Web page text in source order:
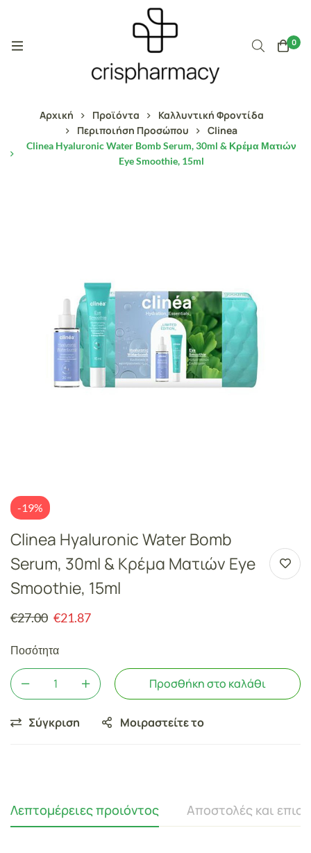
0
Αρχική Προϊόντα
Καλλυντική Φροντίδα
Περιποιήση Προσώπου
Clinea
Clinea Hyaluronic Water Bomb Serum, 30ml & Κρέμα Ματιών
Eye Smoothie, 15ml
-19%
Clinea Hyaluronic Water Bomb
Serum, 30ml & Κρέμα Ματιών Eye
Smoothie, 15ml
€27.00 €21.87
Ποσότητα
Προσθήκη στο καλάθι
Σύγκριση Μοιραστείτε το
Λεπτομέρειες προιόντος Αποστολές και